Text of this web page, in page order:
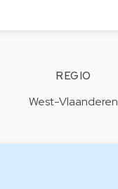
REGIO
West-Vlaanderen